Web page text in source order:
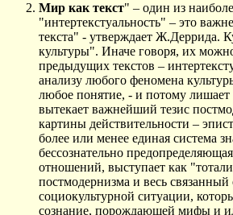
Мир как текст" – один из
"интертекстуальность" – это
текста" - утверждает Ж.Деррида.
культуры". Иначе говоря, их
предыдущих текстов –
анализу любого феномена
любое понятие, - и потому
вытекает важнейший тезис
картины действительности –
более или менее единая система
бессознательно
отношений, выступает как
постмодернизма и весь
социокультурной ситуации,
сознание, порождающей мифы и